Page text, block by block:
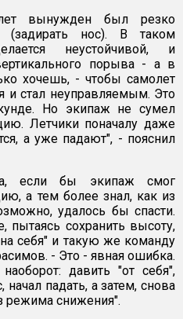
вынужден был резко
(задирать нос). В таком
неустойчивой, и
порыва - а в
хочешь, - чтобы самолет
и стал неуправляемым. Это
Но экипаж не сумел
Летчики поначалу даже
а уже падают", - пояснил
если бы экипаж смог
а тем более знал, как из
удалось бы спасти.
пытаясь сохранить высоту,
себя" и такую же команду
- Это - явная ошибка.
давить "от себя",
падать, а затем, снова
режима снижения".